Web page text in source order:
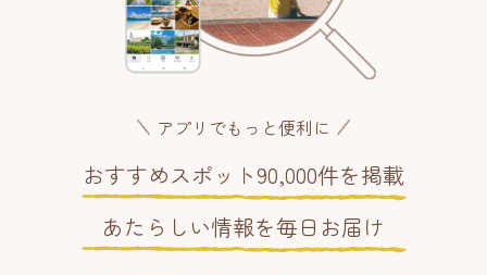
アプリでもっと便利に
おすすめスポット90,000件を掲載
あたらしい情報を毎日お届け